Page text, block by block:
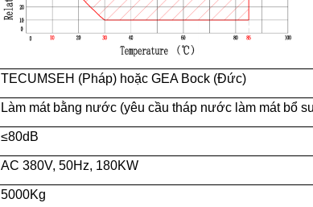
TECUMSEH (Pháp) hoặcGEA Bock (Đức)
Làm mát bằng nước (yêu cầu tháp nước làm mát bổ
≤80dB
AC 380V, 50Hz, 180KW
5000Kg